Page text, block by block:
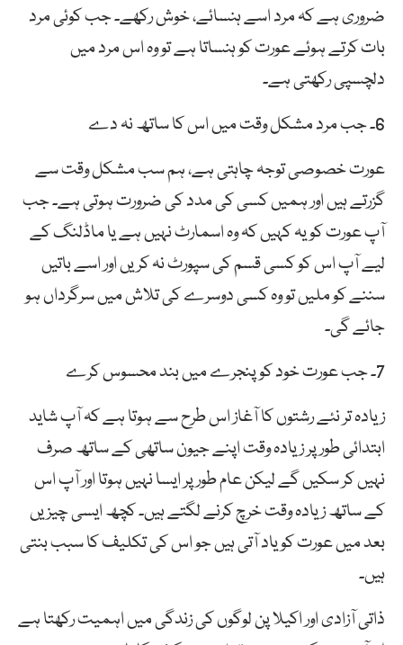
ضروری ہے کہ مرد اسے ہنسائے، خوش رکھے۔ جب کوئی مرد
بات کرتے ہوئے عورت کو ہنساتا ہے تو وہ اس مرد میں
دلچسپی رکھتی ہے۔
6۔ جب مرد مشکل وقت میں اس کا ساتھ نہ دے
عورت خصوصی توجہ چاہتی ہے، ہم سب مشکل وقت سے
گزرتے ہیں اور ہمیں کسی کی مدد کی ضرورت ہوتی ہے۔ جب
آپ عورت کو یہ کہیں کہ وہ اسمارٹ نہیں ہے یا ماڈلنگ کے
لیے آپ اس کو کسی قسم کی سپورٹ نہ کریں اور اسے باتیں
سننے کو ملیں تو وہ کسی دوسرے کی تلاش میں سرگرداں ہو
جائے گی۔
7۔ جب عورت خود کو پنجرے میں بند محسوس کرے
زیادہ تر نئے رشتوں کا آغاز اس طرح سے ہوتا ہے کہ آپ شاید
ابتدائی طور پر زیادہ وقت اپنے جیون ساتھی کے ساتھ صرف
نہیں کر سکیں گے لیکن عام طور پر ایسا نہیں ہوتا اور آپ اس
کے ساتھ زیادہ وقت خرچ کرنے لگتے ہیں۔ کچھ ایسی چیزیں
بعد میں عورت کو یاد آتی ہیں جو اس کی تکلیف کا سبب بنتی
ہیں۔
ذاتی آزادی اور اکیلا پن لوگوں کی زندگی میں اہمیت رکھتا ہے